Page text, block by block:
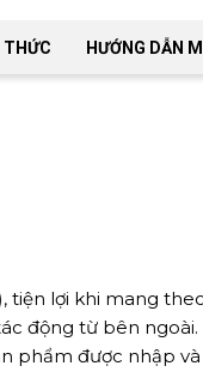
THỨC HƯỚNG DẪN
tiện lợi khi mang
động từ bên
phẩm được nhập